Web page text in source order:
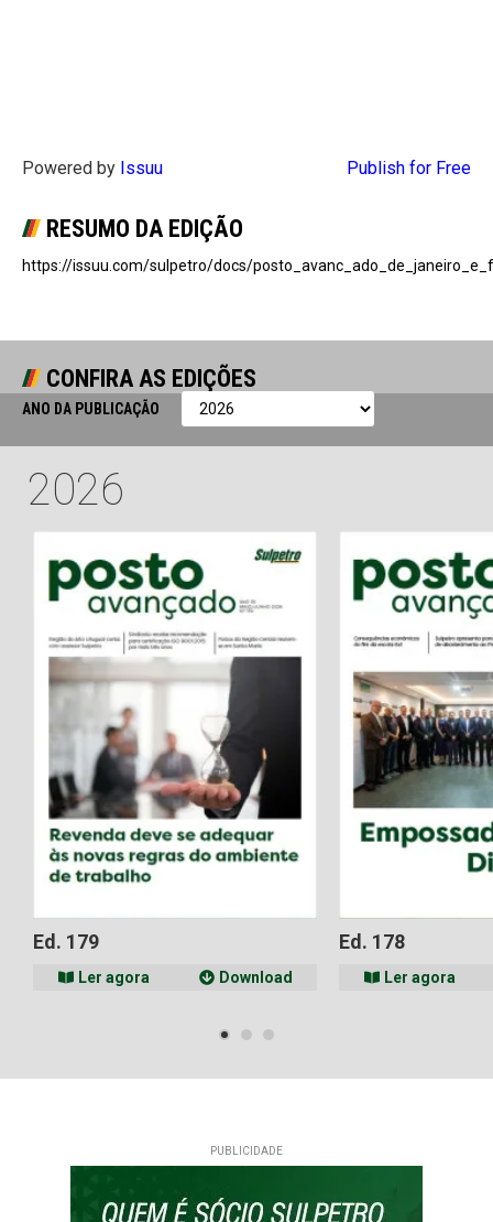
Powered by Issuu Publish for Free
RESUMO DA EDIÇÃO
https://issuu.com/sulpetro/docs/
CONFIRA AS EDIÇÕES
ANO DA PUBLICAÇÃO
2026
Ed. 179
Ler agora Download
Ed. 178
Ler agora
PUBLICIDADE